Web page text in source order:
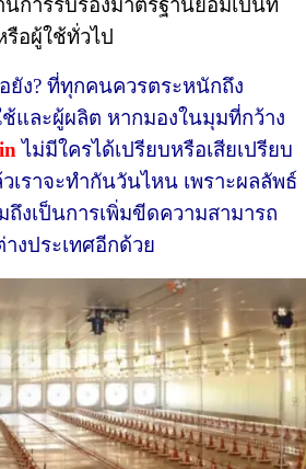
การรับรองมาตรฐานย่อมเป็นที่
อผู้ใช้ทั่วไป
ยัง? ที่ทุกคนควรตระหนักถึง
และผู้ผลิต หากมองในมุมที่กว้าง
ไม่มีใครได้เปรียบหรือเสียเปรียบ
เราจะทำกันวันไหน เพราะผลลัพธ์
งเป็นการเพิ่มขีดความสามารถ
งประเทศอีกด้วย